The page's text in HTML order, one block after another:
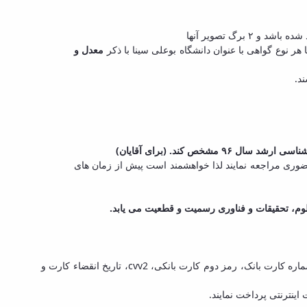
تصویر آنها
معدل و
کند. (برای آقایان)
مراجعه نمایند لذا خواهشمند است پیش از زمان­ های
تحقیقات و فناوری رسمیت و قطعیت می یابد.
از طریق سامانه گلستان دانشگاه بوعلی سینا و با استفاده از شماره کارت بانک، رمز دوم کارت بانکی، cvv2، تاریخ انقضاء کارت و